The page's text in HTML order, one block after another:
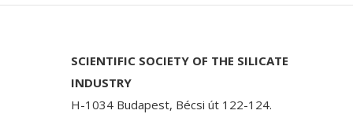
SCIENTIFIC SOCIETY OF THE SILICATE
INDUSTRY
H-1034 Budapest, Bécsi út 122-124.